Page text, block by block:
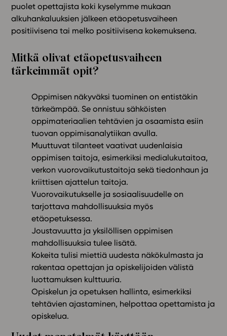
puolet opettajista koki kyselymme mukaan
alkuhankaluuksien jälkeen etäopetusvaiheen
positiivisena tai melko positiivisena kokemuksena.
Mitkä olivat etäopetusvaiheen
tärkeimmät opit?
Oppimisen näkyväksi tuominen on entistäkin
tärkeämpää. Se onnistuu sähköisten
oppimateriaalien tehtävien ja osaamista esiin
tuovan oppimisanalytiikan avulla.
Muuttuvat tilanteet vaativat uudenlaisia
oppimisen taitoja, esimerkiksi medialukutaitoa,
verkon vuorovaikutustaitoja sekä tiedonhaun ja
kriittisen ajattelun taitoja.
Vuorovaikutukselle ja sosiaalisuudelle on
tarjottava mahdollisuuksia myös
etäopetuksessa.
Joustavuutta ja yksilöllisen oppimisen
mahdollisuuksia tulee lisätä.
Kokeita tulisi miettiä uudesta näkökulmasta ja
rakentaa opettajan ja opiskelijoiden välistä
luottamuksen kulttuuria.
Opiskelun ja opetuksen hallinta, esimerkiksi
tehtävien ajastaminen, helpottaa opettamista ja
opiskelua.